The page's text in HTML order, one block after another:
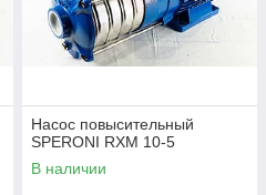
Насос повысительный
SPERONI RXM 10-5
В наличии